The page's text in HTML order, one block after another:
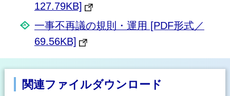
127.79KB]
一事不再議の規則・運用 [PDF形式／
69.56KB]
関連ファイルダウンロード